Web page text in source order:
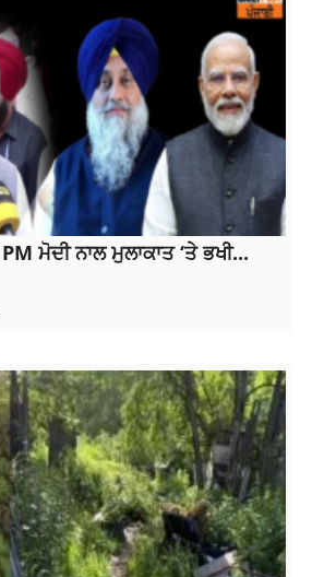
ਮੋਦੀ ਨਾਲ ਮੁਲਾਕਾਤ ‘ਤੇ ਭਖੀ...